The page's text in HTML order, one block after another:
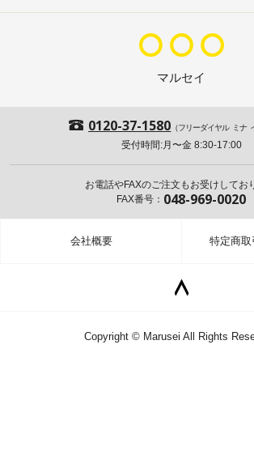
VOICE
CONTACT
PRIVACY
マルセイ
0120-37-1580 （フリーダイヤル ミナ
受付時間:月〜金 8:30-17:00
お電話やFAXのご注文もお受けしてお
FAX番号： 048-969-0020
会社概要 特定商
Copyright © Marusei All Rights